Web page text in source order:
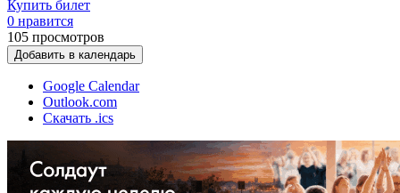
Купить билет
0 нравится
105 просмотров
Добавить в календарь
Google Calendar
Outlook.com
Скачать .ics